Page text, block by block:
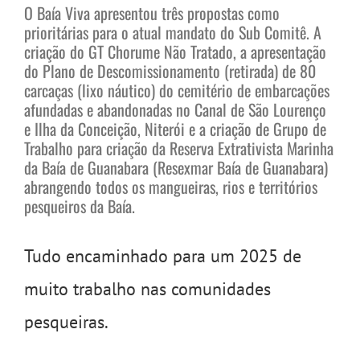
O Baía Viva apresentou três propostas como
prioritárias para o atual mandato do Sub Comitê. A
criação do GT Chorume Não Tratado, a apresentação
do Plano de Descomissionamento (retirada) de 80
carcaças (lixo náutico) do cemitério de embarcações
afundadas e abandonadas no Canal de São Lourenço
e Ilha da Conceição, Niterói e a criação de Grupo de
Trabalho para criação da Reserva Extrativista Marinha
da Baía de Guanabara (Resexmar Baía de Guanabara)
abrangendo todos os mangueiras, rios e territórios
pesqueiros da Baía.
Tudo encaminhado para um 2025 de
muito trabalho nas comunidades
pesqueiras.